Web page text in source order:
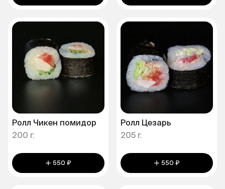
Ролл Чикен помидор
200 г.
550 ₽
Ролл Цезарь
205 г.
550 ₽